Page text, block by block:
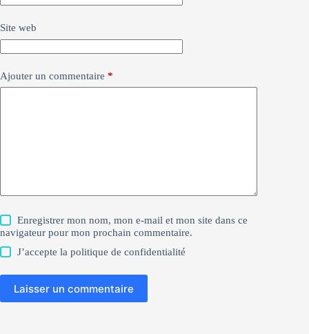
Site web
Ajouter un commentaire *
Enregistrer mon nom, mon e-mail et mon site dans ce
navigateur pour mon prochain commentaire.
J’accepte lapolitique de confidentialité
Laisser un commentaire